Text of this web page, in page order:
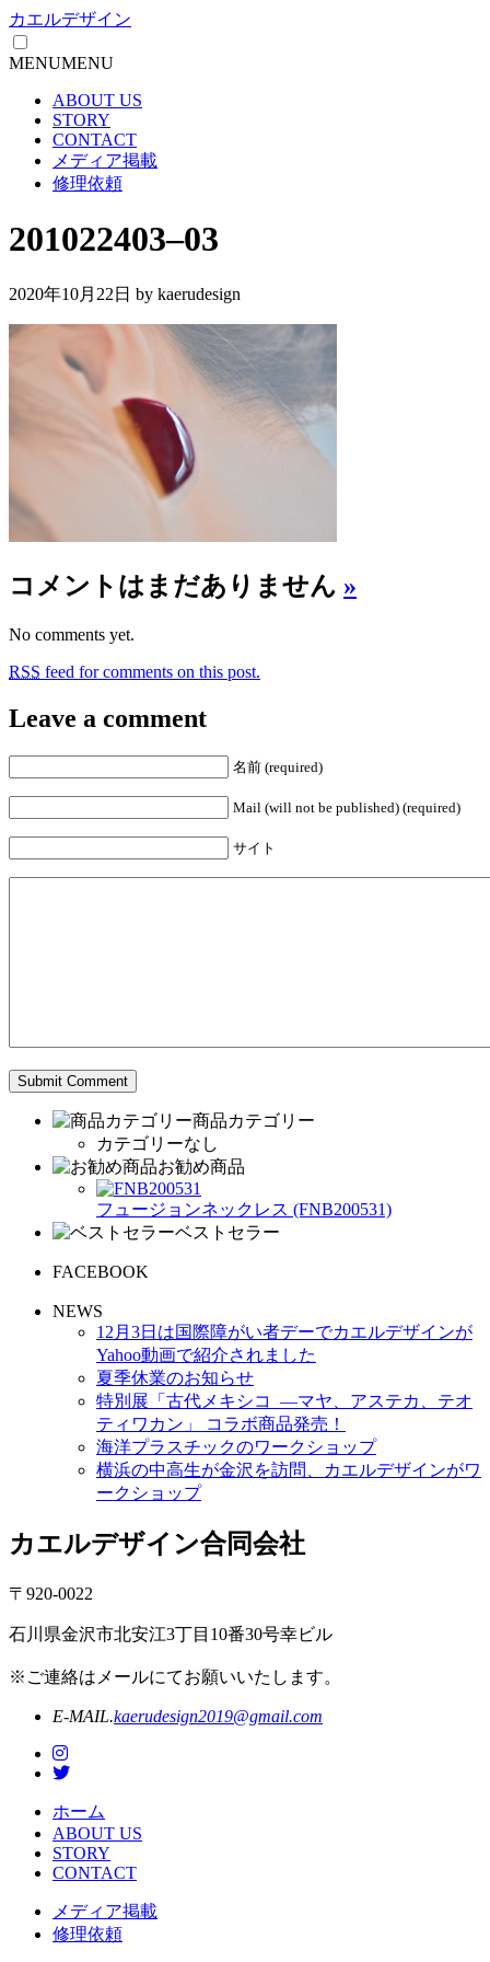
カエルデザイン
MENUMENU
ABOUT US
STORY
CONTACT
メディア掲載
修理依頼
201022403–03
2020年10月22日 by kaerudesign
コメントはまだありません »
No comments yet.
RSS feed for comments on this post.
Leave a comment
名前 (required)
Mail (will not be published) (required)
サイト
商品カテゴリー
カテゴリーなし
お勧め商品
フュージョンネックレス (FNB200531)
ベストセラー
FACEBOOK
NEWS
12月3日は国際障がい者デーでカエルデザインが
Yahoo動画で紹介されました
夏季休業のお知らせ
特別展「古代メキシコ ―マヤ、アステカ、テオ
ティワカン」 コラボ商品発売！
海洋プラスチックのワークショップ
横浜の中高生が金沢を訪問、カエルデザインがワ
ークショップ
カエルデザイン合同会社
〒920-0022
石川県金沢市北安江3丁目10番30号幸ビル
※ご連絡はメールにてお願いいたします。
E-MAIL.kaerudesign2019@gmail.com
ホーム
ABOUT US
STORY
CONTACT
メディア掲載
修理依頼